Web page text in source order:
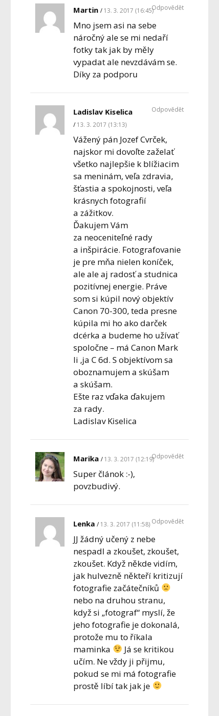
Martin 13. 3. 2017 (16:45)
Mno jsem asi na sebe
náročný ale se mi nedaří
fotky tak jak by měly
vypadat ale nevzdávám se.
Díky za podporu
Odpovědět
Ladislav Kiselica
13. 3. 2017 (13:13)
Vážený pán Jozef Cvrček,
najskor mi dovoľte zaželať
všetko najlepšie k blížiacim
sa meninám, veľa zdravia,
šťastia a spokojnosti, veľa
krásnych fotografií
a zážitkov.
Ďakujem Vám
za neoceniteľné rady
a inšpirácie. Fotografovanie
je pre mňa nielen koníček,
ale ale aj radosť a studnica
pozitívnej energie. Práve
som si kúpil nový objektív
Canon 70-300, teda presne
kúpila mi ho ako darček
dcérka a budeme ho užívať
spoločne – má Canon Mark
Ii ,ja C 6d. S objektívom sa
oboznamujem a skúšam
a skúšam.
Ešte raz vďaka ďakujem
za rady.
Ladislav Kiselica
Odpovědět
Marika 13. 3. 2017 (12:19)
Super článok :-),
povzbudivý.
Odpovědět
Lenka 13. 3. 2017 (11:58)
JJ žádný učený z nebe
nespadl a zkoušet, zkoušet,
zkoušet. Když někde vidím,
jak hulvezně někteří kritizují
fotografie začátečníků
nebo na druhou stranu,
když si „fotograf“ myslí, že
jeho fotografie je dokonalá,
protože mu to říkala
maminka
Já se kritikou
učím. Ne vždy ji přijmu,
pokud se mi má fotografie
prostě líbí tak jak je
Odpovědět